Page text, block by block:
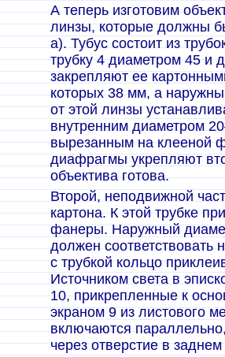
А теперь изготовим
линзы, которые должны
а). Тубус состоит из
трубку 4 диаметром 45 и
закрепляют ее
которых 38 мм, а
от этой линзы
внутренним диаметром
вырезанным на клееной
диафрагмы укрепляют
объектива готова.
Второй, неподвижной
картона. К этой трубке
фанеры. Наружный
должен соответствовать
с трубкой кольцо
Источником света в
10, прикрепленные к
экраном 9 из листового
включаются
через отверстие в заднем